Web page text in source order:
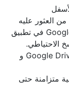
العثور عليه
هناك على جهازك ، افتح علامة تبويب Google في تطبيق
الاحتياطي.
الان قم بتفعيل النسخ الاحتياطي إلى Google Drive و
متزامنة حتى